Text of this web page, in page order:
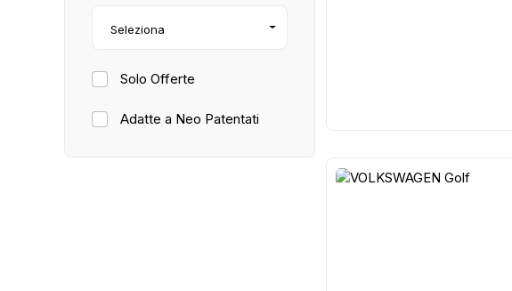
Seleziona
Solo Offerte
Adatte a Neo Patentati